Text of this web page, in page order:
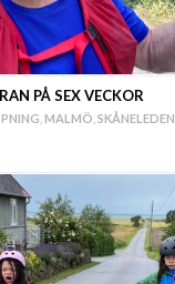
PÅ SEX VECKOR
MALMÖ SKÅNELEDEN